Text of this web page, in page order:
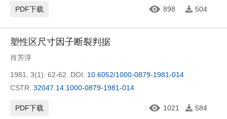
PDF下载 898 504
塑性区尺寸因子断裂判据
肖芳淳
1981, 3(1): 62-62. DOI: 10.6052/1000-0879-1981-014
CSTR: 32047.14.1000-0879-1981-014
PDF下载 1021 584